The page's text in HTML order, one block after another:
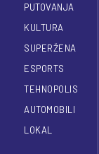
PUTOVANJA
KULTURA
SUPERŽENA
ESPORTS
TEHNOPOLIS
AUTOMOBILI
LOKAL